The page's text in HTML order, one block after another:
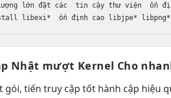
lớn đặt các tin cậy thư viện ổn
libexi* ổn định cao libjpe*
Nhật mượt Kernel Cho
gói, tiếntruy cập tốt hành cập hiệu